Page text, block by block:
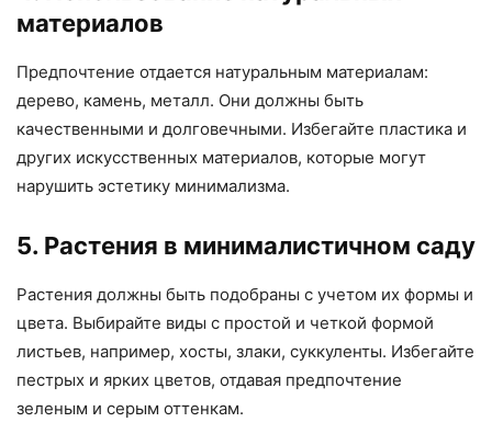
материалов
Предпочтение отдается натуральным материалам:
дерево, камень, металл. Они должны быть
качественными и долговечными. Избегайте пластика и
других искусственных материалов, которые могут
нарушить эстетику минимализма.
5. Растения в минималистичном саду
Растения должны быть подобраны с учетом их формы и
цвета. Выбирайте виды с простой и четкой формой
листьев, например, хосты, злаки, суккуленты. Избегайте
пестрых и ярких цветов, отдавая предпочтение
зеленым и серым оттенкам.